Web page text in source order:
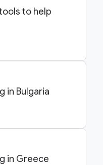
to help
in Bulgaria
in Greece